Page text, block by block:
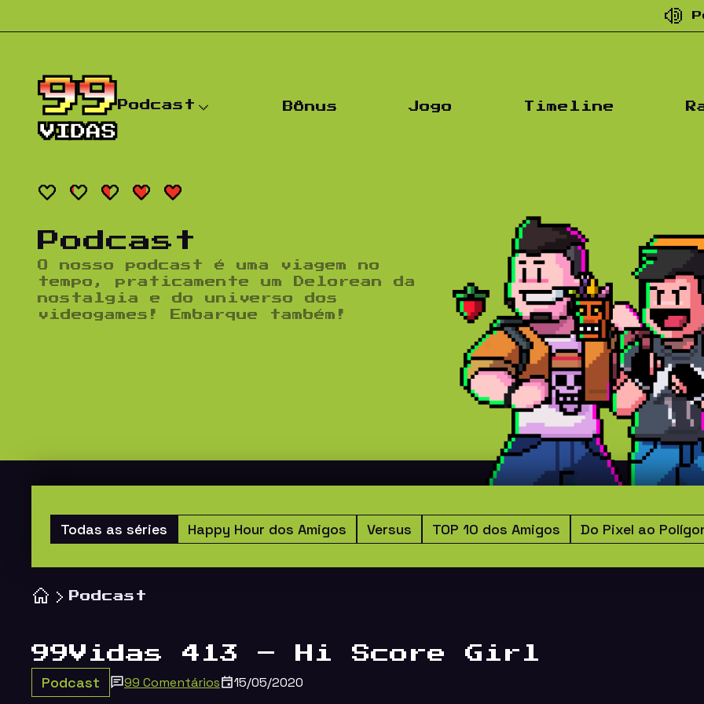
Podcast
Podcast Bônus Jogo Timeline
Podcast
O nosso podcast é uma viagem no
tempo, praticamente um Delorean da
nostalgia e do universo dos
videogames! Embarque também!
Todas as séries Happy Hour dos Amigos Versus TOP 10 dos Amigos Do Pixel ao
Podcast
99Vidas 413 – Hi Score Girl
Podcast 99 Comentários 15/05/2020